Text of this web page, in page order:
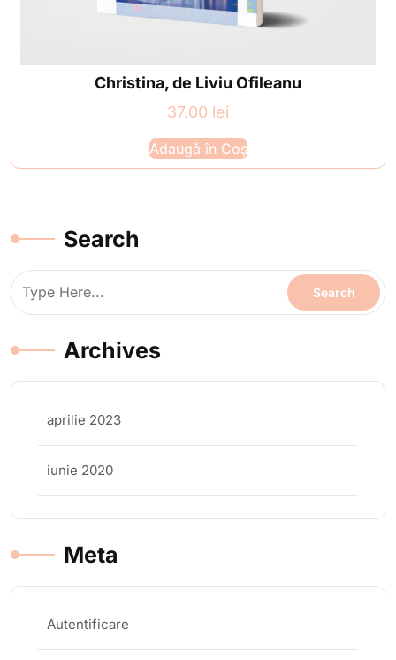
Christina, de Liviu Ofileanu
37.00 lei
Adaugă în Coș
Search
Archives
aprilie 2023
iunie 2020
Meta
Autentificare